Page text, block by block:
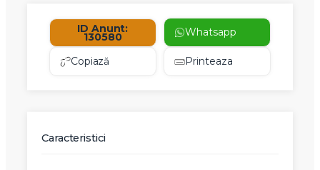
ID Anunt:
130580 Whatsapp
Copiază Printeaza
Caracteristici